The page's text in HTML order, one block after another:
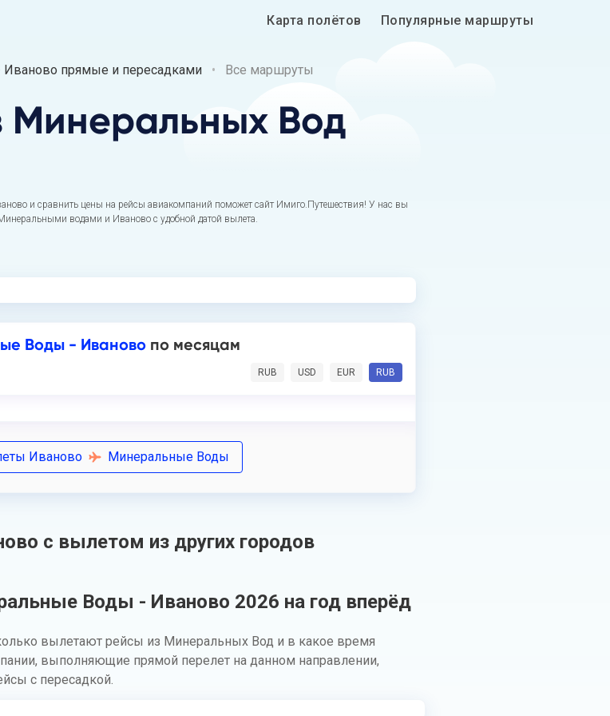
Карта полётов Популярные маршруты
прямые и пересадками Все маршруты
Минеральных Вод
и сравнить цены на рейсы авиакомпаний поможет сайт Имиго.Путешествия! У нас вы
водами и Иваново с удобной датой вылета.
Воды - Иваново по месяцам
RUB USD EUR RUB
Иваново Минеральные Воды
с вылетом из других городов
Воды - Иваново 2026 на год вперёд
вылетают рейсы из Минеральных Вод и в какое время
выполняющие прямой перелет на данном направлении,
с пересадкой.